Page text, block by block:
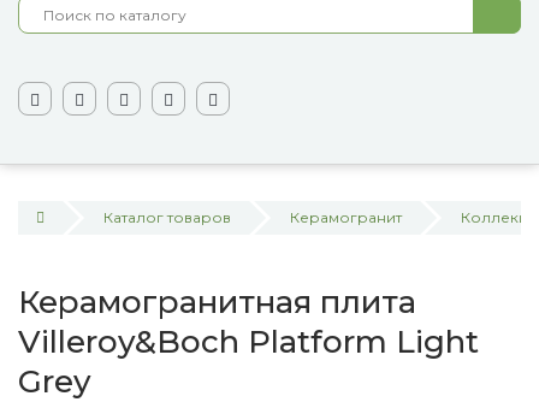
Каталог товаров Керамогранит
Керамогранитная плита
Villeroy&Boch Platform Light
Grey